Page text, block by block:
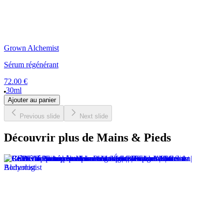
Grown Alchemist
Sérum régénérant
72.00 €
30ml
Ajouter au panier
Previous slide Next slide
Découvrir plus de Mains & Pieds